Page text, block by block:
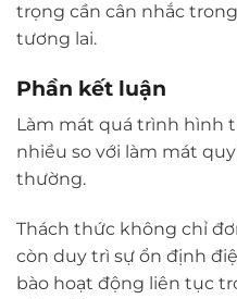
trọng cần cân nhắc
tương lai.
Phần kết luận
Làm mát quá trình hình
nhiều so với làm mát
thường.
Thách thức không chỉ
còn duy trì sự ổn định
bào hoạt động liên tục